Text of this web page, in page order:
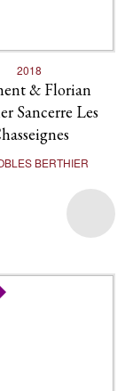
2018
& Florian
Sancerre Les
BERTHIER